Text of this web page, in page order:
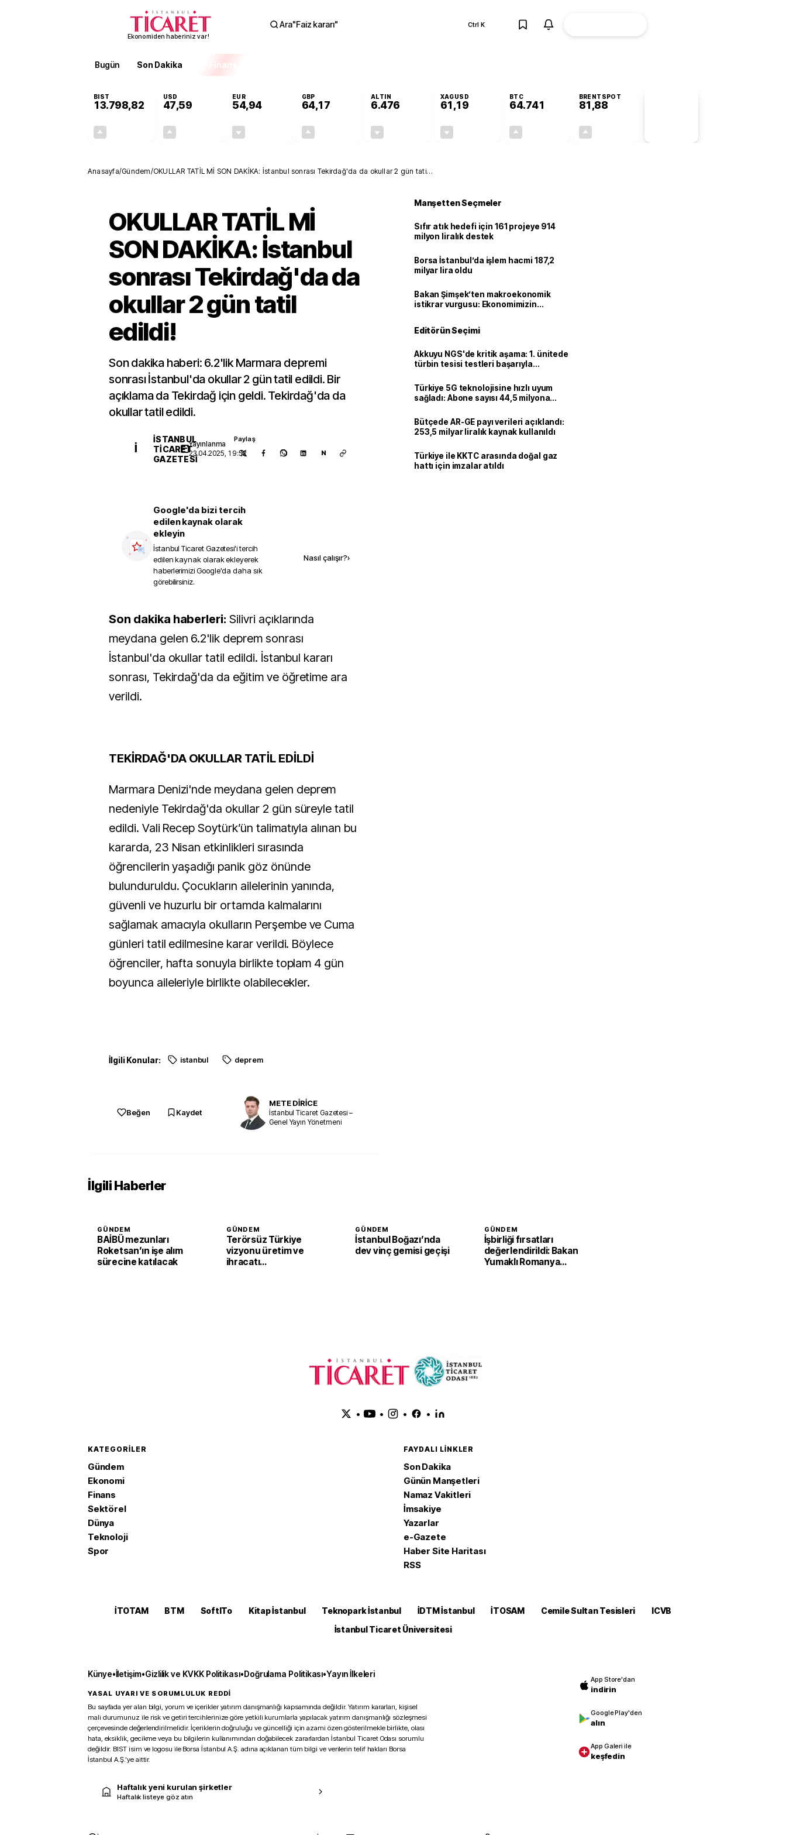
Ekonomiden haberiniz var!
Ara"Faiz kararı" Ctrl K
Bugün Son Dakika Finans
BIST
13.798,82
USD
47,59
EUR
54,94
GBP
64,17
ALTIN
6.476
XAGUSD
61,19
BTC
64.741
BRENTSPOT
81,88
Anasayfa/Gündem/OKULLAR TATİL Mİ SON DAKİKA: İstanbul sonrası Tekirdağ'da da okullar 2 gün tatil
OKULLAR TATİL Mİ
SON DAKİKA: İstanbul
sonrası Tekirdağ'da da
okullar 2 gün tatil
edildi!
Son dakika haberi: 6.2'lik Marmara depremi
sonrası İstanbul'da okullar 2 gün tatil edildi. Bir
açıklama da Tekirdağ için geldi. Tekirdağ'da da
okullar tatil edildi.
İ
İSTANBUL
TICARET
GAZETESI
Yayınlanma
23.04.2025, 19:52
Paylaş
N
Google'da bizi tercih
edilen kaynak olarak
ekleyin
İstanbul Ticaret Gazetesi'i tercih
edilen kaynak olarak ekleyerek
haberlerimizi Google'da daha sık
görebilirsiniz.
Nasıl çalışır?›
Son dakika haberleri: Silivri açıklarında
meydana gelen 6.2'lik deprem sonrası
İstanbul'da okullar tatil edildi. İstanbul kararı
sonrası, Tekirdağ'da da eğitim ve öğretime ara
verildi.
TEKİRDAĞ'DA OKULLAR TATİL EDİLDİ
Marmara Denizi'nde meydana gelen deprem
nedeniyle Tekirdağ'da okullar 2 gün süreyle tatil
edildi. Vali Recep Soytürk’ün talimatıyla alınan bu
kararda, 23 Nisan etkinlikleri sırasında
öğrencilerin yaşadığı panik göz önünde
bulunduruldu. Çocukların ailelerinin yanında,
güvenli ve huzurlu bir ortamda kalmalarını
sağlamak amacıyla okulların Perşembe ve Cuma
günleri tatil edilmesine karar verildi. Böylece
öğrenciler, hafta sonuyla birlikte toplam 4 gün
boyunca aileleriyle birlikte olabilecekler.
İlgili Konular: istanbul deprem
Beğen Kaydet
METE DİRİCE
İstanbul Ticaret Gazetesi –
Genel Yayın Yönetmeni
Manşetten Seçmeler
Sıfır atık hedefi için 161 projeye 914
milyon liralık destek
Borsa İstanbul’da işlem hacmi 187,2
milyar lira oldu
Bakan Şimşek’ten makroekonomik
istikrar vurgusu: Ekonomimizin
Editörün Seçimi
Akkuyu NGS'de kritik aşama: 1. ünitede
türbin tesisi testleri başarıyla
Türkiye 5G teknolojisine hızlı uyum
sağladı: Abone sayısı 44,5 milyona
Bütçede AR-GE payı verileri açıklandı:
253,5 milyar liralık kaynak kullanıldı
Türkiye ile KKTC arasında doğal gaz
hattı için imzalar atıldı
İlgili Haberler
GÜNDEM
BAİBÜ mezunları
Roketsan’ın işe alım
sürecine katılacak
GÜNDEM
Terörsüz Türkiye
vizyonu üretim ve
ihracatı
GÜNDEM
İstanbul Boğazı’nda
dev vinç gemisi geçişi
GÜNDEM
İşbirliği fırsatları
değerlendirildi: Bakan
Yumaklı Romanya
• • • •
KATEGORILER
Gündem
Ekonomi
Finans
Sektörel
Dünya
Teknoloji
Spor
FAYDALI LINKLER
Son Dakika
Günün Manşetleri
Namaz Vakitleri
İmsakiye
Yazarlar
e-Gazete
Haber Site Haritası
RSS
İTOTAM BTM SoftITo Kitap İstanbul Teknopark İstanbul İDTM İstanbul İTOSAM Cemile Sultan Tesisleri
ICVB
İstanbul Ticaret Üniversitesi
Künye•İletişim•Gizlilik ve KVKK Politikası•Doğrulama Politikası•Yayın İlkeleri
YASAL UYARI VE SORUMLULUK REDDİ
Bu sayfada yer alan bilgi, yorum ve içerikler yatırım danışmanlığı kapsamında değildir. Yatırım kararları, kişisel
mali durumunuz ile risk ve getiri tercihlerinize göre yetkili kurumlarla yapılacak yatırım danışmanlığı sözleşmesi
çerçevesinde değerlendirilmelidir. İçeriklerin doğruluğu ve güncelliği için azami özen gösterilmekle birlikte, olası
hata, eksiklik, gecikme veya bu bilgilerin kullanımından doğabilecek zararlardan İstanbul Ticaret Odası sorumlu
değildir. BIST isim ve logosu ile Borsa İstanbul A.Ş. adına açıklanan tüm bilgi ve verilerin telif hakları Borsa
İstanbul A.Ş.’ye aittir.
Haftalık yeni kurulan şirketler
Haftalık listeye göz atın
App Store'dan
indirin
Google Play'den
alın
App Galeri ile
keşfedin